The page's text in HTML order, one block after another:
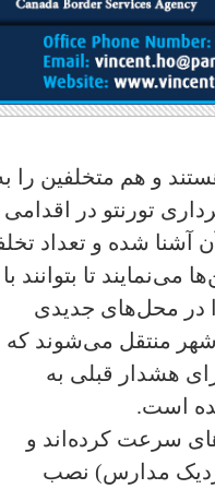
و هم متخلفین را
تورنتو در اقدامی
آشنا شده و تعداد
تا بتوانند با
در محل‌های جدیدی
شهر منتقل می‌شوند که
برای هشدار قبلی به
است.
سرعت کرده‌اند و
مدارس) نصب